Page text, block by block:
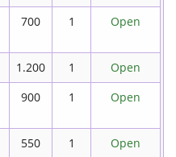
700 1 Open
1.200 1
Open
900 1 Open
550 1 Open